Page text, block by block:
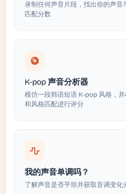
录制任何声音片段，找出你的声音
匹配分数
K-pop 声音分析器
模仿一段韩语短语 K-pop 风格，
和风格匹配进行评分
我的声音单调吗？
了解声音是否平坦并获取音调变化